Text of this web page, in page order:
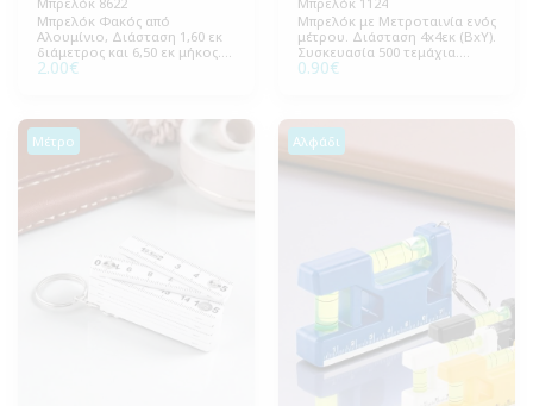
Μπρελόκ Φακός από
Αλουμίνιο, Διάσταση 1,60 εκ
διάμετρος και 6,50 εκ μήκος.
Συσκευασία 200 τεμάχια.
2.00€
Μπρελόκ με Μετροταινία ενός
μέτρου. Διάσταση 4x4εκ (ΒxΥ).
Συσκευασία 500 τεμάχια.
Ιδανικό για επαγγελματικά
0.90€
Μέτρο Αλφάδι